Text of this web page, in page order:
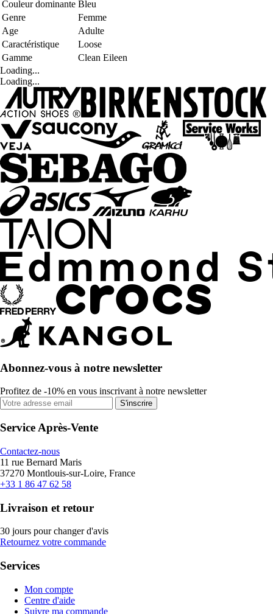
Couleur dominante Bleu
Genre
Femme
Age
Adulte
Caractéristique
Loose
Gamme
Clean Eileen
Loading...
Loading...
Abonnez-vous à notre newsletter
Profitez de -10% en vous inscrivant à notre newsletter
S'inscrire
Service Après-Vente
Contactez-nous
11 rue Bernard Maris
37270 Montlouis-sur-Loire, France
+33 1 86 47 62 58
Livraison et retour
30 jours pour changer d'avis
Retournez votre commande
Services
Mon compte
Centre d'aide
Suivre ma commande